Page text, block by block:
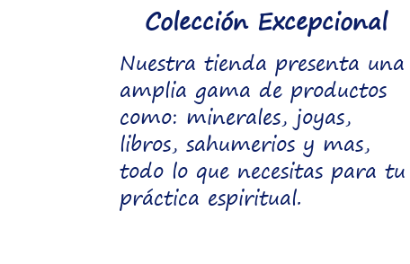
Colección Excepcional
Nuestra tienda presenta una
amplia gama de productos
como: minerales, joyas,
libros, sahumerios y mas,
todo lo que necesitas para tu
práctica espiritual.